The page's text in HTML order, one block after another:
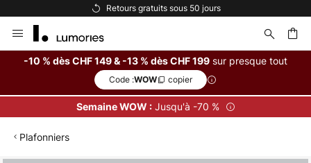
Retours gratuits sous 50 jours
Allez
au
contenu
-10 % dès CHF 149 & -13 % dès CHF 199 sur presque tout
Code :WOW copier
Semaine WOW :Jusqu'à -70 %
Plafonniers